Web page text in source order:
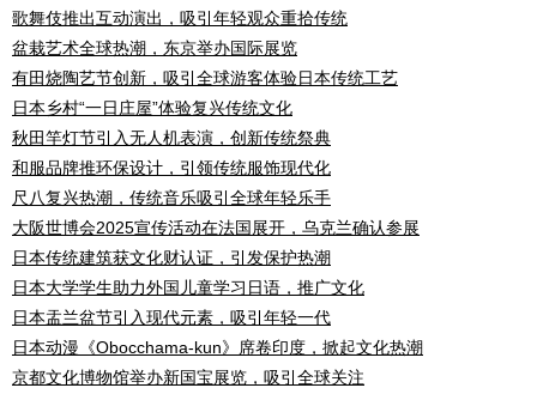
歌舞伎推出互动演出，吸引年轻观众重拾传统
盆栽艺术全球热潮，东京举办国际展览
有田烧陶艺节创新，吸引全球游客体验日本传统工艺
日本乡村“一日庄屋”体验复兴传统文化
秋田竿灯节引入无人机表演，创新传统祭典
和服品牌推环保设计，引领传统服饰现代化
尺八复兴热潮，传统音乐吸引全球年轻乐手
大阪世博会2025宣传活动在法国展开，乌克兰确认参展
日本传统建筑获文化财认证，引发保护热潮
日本大学学生助力外国儿童学习日语，推广文化
日本盂兰盆节引入现代元素，吸引年轻一代
日本动漫《Obocchama-kun》席卷印度，掀起文化热潮
京都文化博物馆举办新国宝展览，吸引全球关注